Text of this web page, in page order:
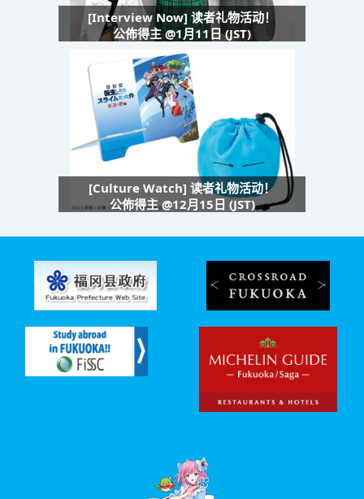
[Interview Now] 读者礼物活动！
公佈得主 @1月11日 (JST)
[Culture Watch] 读者礼物活动！
公佈得主 @12月15日 (JST)